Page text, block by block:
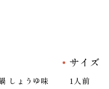
しょうゆ味
サイズ
1人前